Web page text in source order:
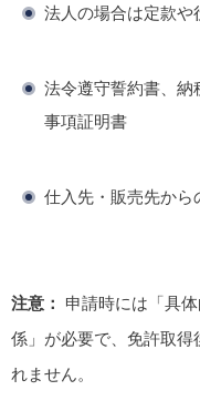
法人の場合は定款や
法令遵守誓約書、納
事項証明書
仕入先・販売先から
注意：
申請時には「具
係」が必要で、免許取得
れません。